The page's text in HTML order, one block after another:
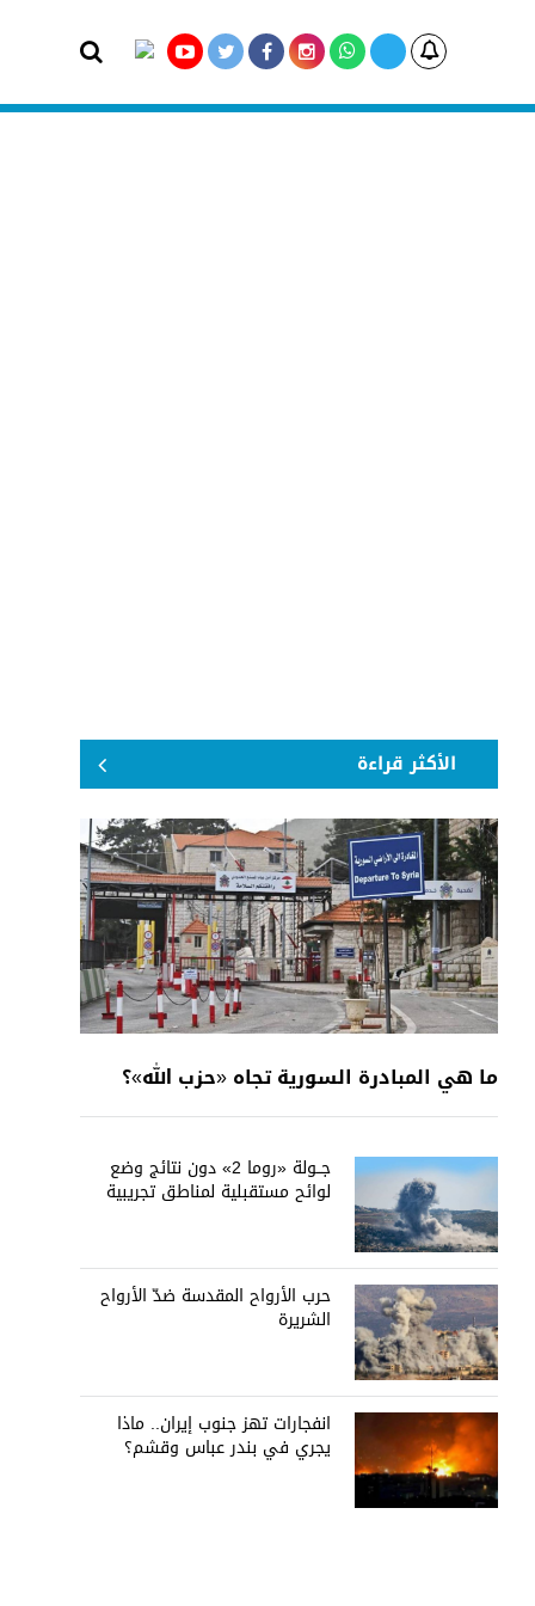
الأكثر قراءة
ما هي المبادرة السورية تجاه «حزب الله»؟
جــولة «روما 2» دون نتائج وضع
لوائح مستقبلية لمناطق تجريبية
حرب الأرواح المقدسة ضدّ الأرواح
الشريرة
انفجارات تهز جنوب إيران.. ماذا
يجري في بندر عباس وقشم؟